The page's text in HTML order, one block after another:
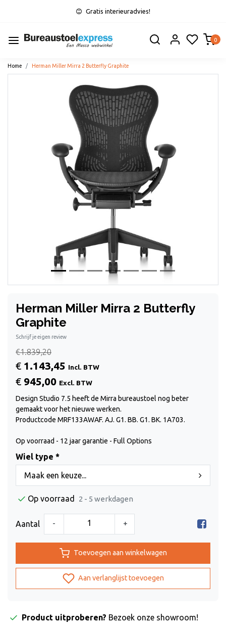
Gratis interieuradvies!
0
Home Herman Miller Mirra 2 Butterfly Graphite
Herman Miller Mirra 2 Butterfly
Graphite
Schrijf je eigen review
€1.839,20
€ 1.143,45 Incl. BTW
€ 945,00 Excl. BTW
Design Studio 7.5 heeft de Mirra bureaustoel nog beter
gemaakt voor het nieuwe werken.
Productcode MRF133AWAF. AJ. G1. BB. G1. BK. 1A703.
Op voorraad - 12 jaar garantie - Full Options
Wiel type *
Maak een keuze...
Op voorraad 2 - 5 werkdagen
Aantal - +
Toevoegen aan winkelwagen
Aan verlanglijst toevoegen
Product uitproberen? Bezoek onze showroom!